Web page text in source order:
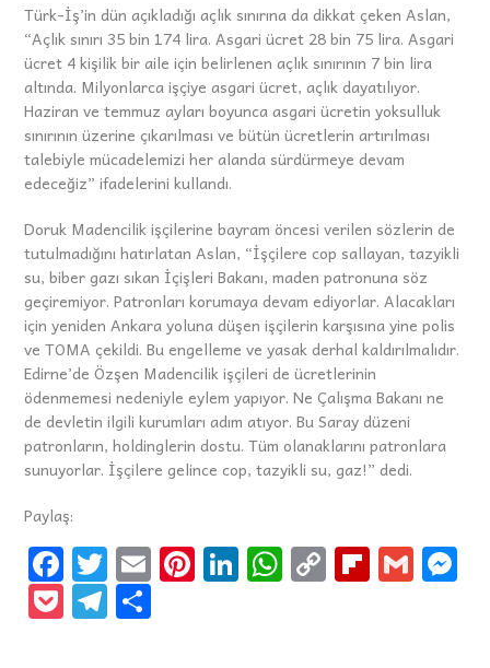
Türk-İş’in dün açıkladığı açlık sınırına da dikkat çeken Aslan,
“Açlık sınırı 35 bin 174 lira. Asgari ücret 28 bin 75 lira. Asgari
ücret 4 kişilik bir aile için belirlenen açlık sınırının 7 bin lira
altında. Milyonlarca işçiye asgari ücret, açlık dayatılıyor.
Haziran ve temmuz ayları boyunca asgari ücretin yoksulluk
sınırının üzerine çıkarılması ve bütün ücretlerin artırılması
talebiyle mücadelemizi her alanda sürdürmeye devam
edeceğiz” ifadelerini kullandı.
Doruk Madencilik işçilerine bayram öncesi verilen sözlerin de
tutulmadığını hatırlatan Aslan, “İşçilere cop sallayan, tazyikli
su, biber gazı sıkan İçişleri Bakanı, maden patronuna söz
geçiremiyor. Patronları korumaya devam ediyorlar. Alacakları
için yeniden Ankara yoluna düşen işçilerin karşısına yine polis
ve TOMA çekildi. Bu engelleme ve yasak derhal kaldırılmalıdır.
Edirne’de Özşen Madencilik işçileri de ücretlerinin
ödenmemesi nedeniyle eylem yapıyor. Ne Çalışma Bakanı ne
de devletin ilgili kurumları adım atıyor. Bu Saray düzeni
patronların, holdinglerin dostu. Tüm olanaklarını patronlara
sunuyorlar. İşçilere gelince cop, tazyikli su, gaz!” dedi.
Paylaş:
Fa
ce
b
T
wi
tt
E Pi Li W C Fli G
P Te